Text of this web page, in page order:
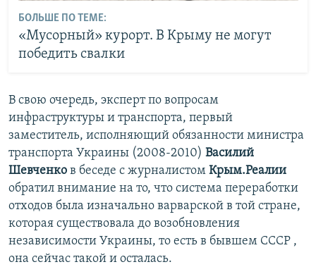
БОЛЬШЕ ПО ТЕМЕ:
«Мусорный» курорт. В Крыму не могут
победить свалки
В свою очередь, эксперт по вопросам
инфраструктуры и транспорта, первый
заместитель, исполняющий обязанности министра
транспорта Украины (2008-2010) Василий
Шевченко в беседе с журналистом Крым.Реалии
обратил внимание на то, что система переработки
отходов была изначально варварской в той стране,
которая существовала до возобновления
независимости Украины, то есть в бывшем СССР ,
она сейчас такой и осталась.